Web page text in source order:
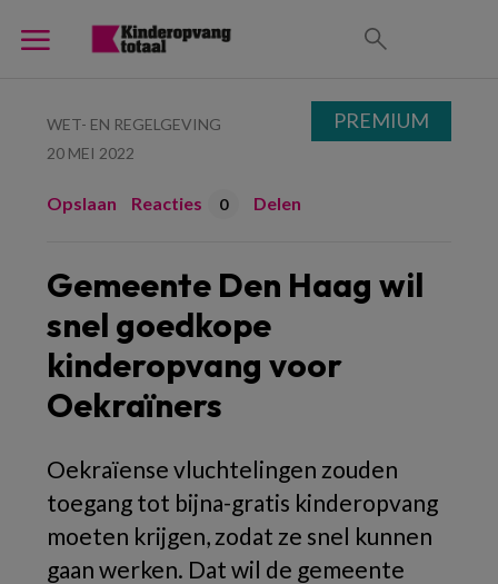
WET- EN REGELGEVING
20 MEI 2022
Opslaan Reacties 0 Delen
Gemeente Den Haag wil
snel goedkope
kinderopvang voor
Oekraïners
Oekraïense vluchtelingen zouden
toegang tot bijna-gratis kinderopvang
moeten krijgen, zodat ze snel kunnen
gaan werken. Dat wil de gemeente
PREMIUM